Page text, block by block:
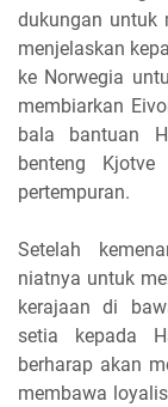
dukungan untuk
menjelaskan
ke Norwegia
membiarkan
bala bantuan
benteng
pertempuran.
Setelah
niatnya untuk
kerajaan di
setia kepada
berharap akan
membawa